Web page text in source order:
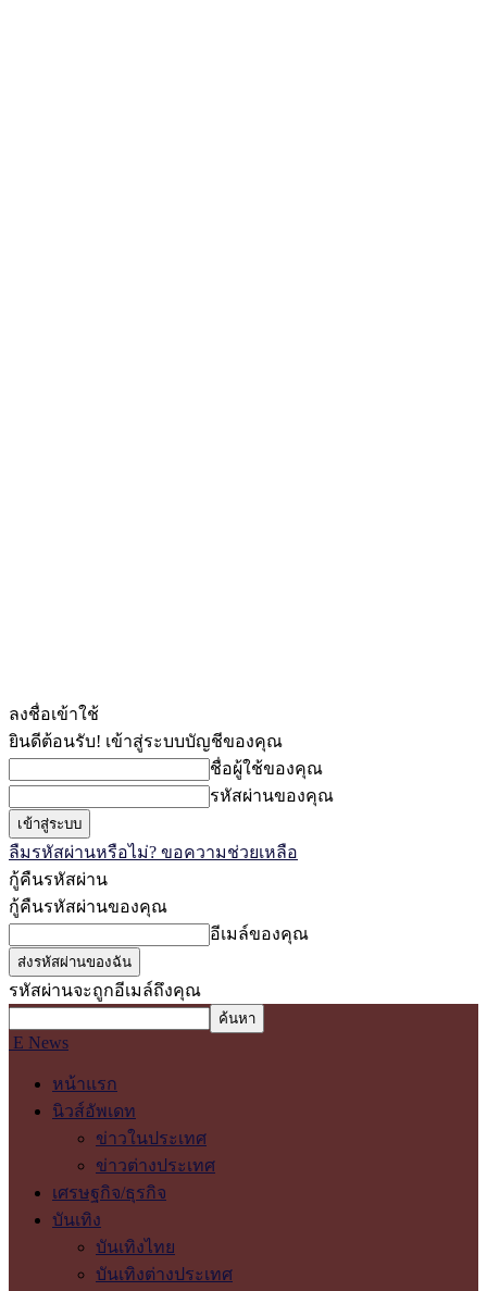
ลงชื่อเข้าใช้
ยินดีต้อนรับ! เข้าสู่ระบบบัญชีของคุณ
ชื่อผู้ใช้ของคุณ
รหัสผ่านของคุณ
ลืมรหัสผ่านหรือไม่? ขอความช่วยเหลือ
กู้คืนรหัสผ่าน
กู้คืนรหัสผ่านของคุณ
อีเมล์ของคุณ
รหัสผ่านจะถูกอีเมล์ถึงคุณ
E News
หน้าแรก
นิวส์อัพเดท
ข่าวในประเทศ
ข่าวต่างประเทศ
เศรษฐกิจ/ธุรกิจ
บันเทิง
บันเทิงไทย
บันเทิงต่างประเทศ